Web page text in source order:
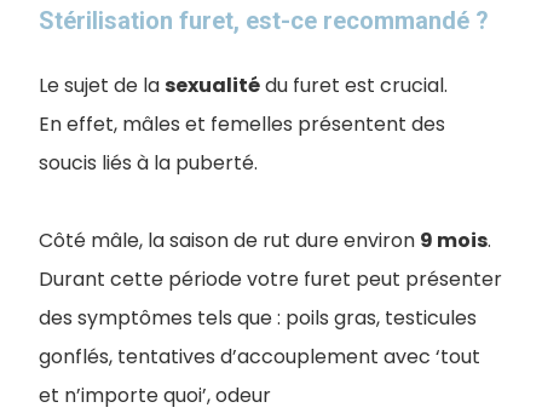
Stérilisation furet, est-ce recommandé ?
Le sujet de lasexualitédu furet est crucial.
En effet, mâles et femelles présentent des
soucis liés à la puberté.
Côté mâle, la saison de rut dure environ 9 mois.
Durant cette période votre furet peut présenter
des symptômes tels que : poils gras, testicules
gonflés, tentatives d’accouplement avec ‘tout
et n’importe quoi’, odeur